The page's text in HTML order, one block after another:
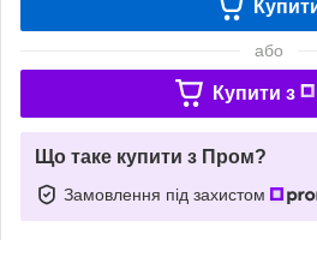
або
Купити з
Що таке купити з Пром?
Замовлення під захистом